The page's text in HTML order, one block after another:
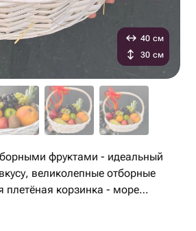
40 см
30 см
фруктами - идеальный
великолепные отборные
плетёная корзинка - море